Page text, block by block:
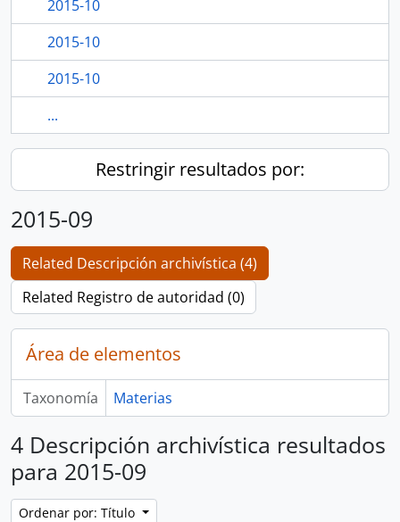
2015-10
2015-10
2015-10
...
Restringir resultados por:
2015-09
Related Descripción archivística (4)
Related Registro de autoridad (0)
Área de elementos
Taxonomía Materias
4 Descripción archivística resultados
para 2015-09
Ordenar por: Título